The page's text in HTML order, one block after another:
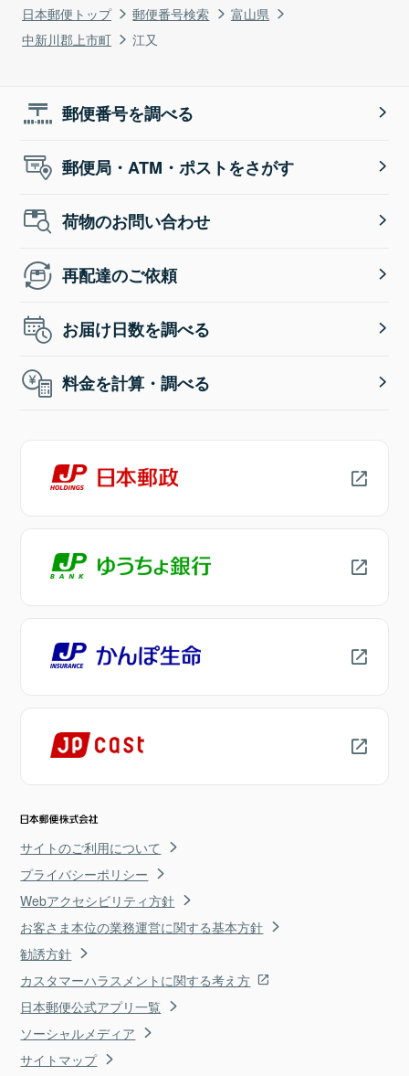
日本郵便トップ 郵便番号検索
富山県
中新川郡上市町
江又
郵便番号を調べる
郵便局・ATM・ポストをさがす
荷物のお問い合わせ
再配達のご依頼
お届け日数を調べる
料金を計算・調べる
サイトのご利用について
プライバシーポリシー
Webアクセシビリティ方針
お客さま本位の業務運営に関する基本方針
勧誘方針
カスタマーハラスメントに関する考え方
日本郵便公式アプリ一覧
ソーシャルメディア
サイトマップ